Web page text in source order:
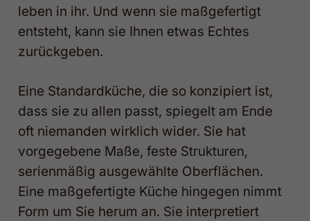
leben in ihr. Und wenn sie maßgefertigt
entsteht, kann sie Ihnen etwas Echtes
zurückgeben.
Eine Standardküche, die so konzipiert ist,
dass sie zu allen passt, spiegelt am Ende
oft niemanden wirklich wider. Sie hat
vorgegebene Maße, feste Strukturen,
serienmäßig ausgewählte Oberflächen.
Eine maßgefertigte Küche hingegen nimmt
Form um Sie herum an. Sie interpretiert